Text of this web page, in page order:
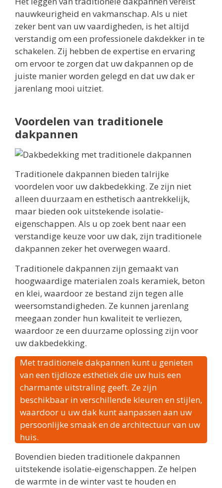
nauwkeurigheid en vakmanschap. Als u niet
zeker bent van uw vaardigheden, is het altijd
verstandig om een professionele dakdekker in te
schakelen. Zij hebben de expertise en ervaring
om ervoor te zorgen dat uw dakpannen op de
juiste manier worden gelegd en dat uw dak er
jarenlang mooi uitziet.
Voordelen van traditionele
dakpannen
Traditionele dakpannen bieden talrijke
voordelen voor uw dakbedekking. Ze zijn niet
alleen duurzaam en esthetisch aantrekkelijk,
maar bieden ook uitstekende isolatie-
eigenschappen. Als u op zoek bent naar een
verstandige keuze voor uw dak, zijn traditionele
dakpannen zeker het overwegen waard.
Traditionele dakpannen zijn gemaakt van
hoogwaardige materialen zoals keramiek, beton
en klei, waardoor ze bestand zijn tegen alle
weersomstandigheden. Ze kunnen jarenlang
meegaan zonder hun kwaliteit te verliezen,
waardoor ze een duurzame oplossing zijn voor
uw dakbedekking.
Met traditionele dakpannen kunt u genieten
van een tijdloze esthetiek die uw huis een
charmante uitstraling geeft. Ze zijn
beschikbaar in verschillende kleuren en stijlen,
waardoor u uw dak kunt aanpassen aan uw
persoonlijke smaak en de architectuur van uw
huis.
Bovendien bieden traditionele dakpannen
uitstekende isolatie-eigenschappen. Ze helpen
de warmte in de winter vast te houden en